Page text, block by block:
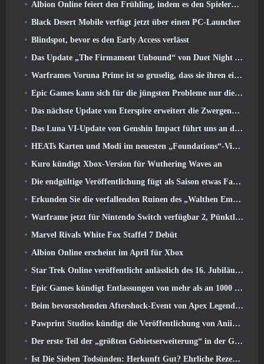
Albion Online feiert den Frühling, indem es den Spielern ein süßes Hasen-Reittier anbietet
Black Desert Mobile verfügt jetzt über einen PC-Launcher
Blindspot, bevor es den Early Access verlässt
Das Update „The Firmament Unbound“ von Duet Night Abyss schließt die Geschichte von Huaxu ab
Warframes Voruna Prime ist so gruselig, dass sie ihren eigenen Red-Band-Trailer bekommen hat
Epic Games kann sich für die jüngsten Probleme nur die Schuld geben
Das nächste Update von Eterspire erweitert die Zwergenminen und bietet eine vollständige Überarbeitung des Bosskampfs
Das Luna VI-Update von Genshin Impact führt uns an den Ort, von dem Mondstadt immer wieder spricht, den wir aber noch nie gesehen haben
HEATs Karten und Modi im neuesten „Foundations“-Video
Kuro kündigt Xbox-Version für Wuthering Waves an
Die endgültige Veröffentlichung fügt als Saison etwas Fantasie hinzu 10 Startet
Erkunden Sie die verfallenden Ruinen des „Walthen Empire“ im nächsten großen Update von RAVEN2
Warframe jetzt für Nintendo Switch verfügbar 2, Pünktlich zum Start von Shadowgrapher
Marvel Rivals White Fox Staffel 7 Debüt
Albion Online erscheint im April für Xbox
Star Trek Online veröffentlicht anlässlich des 16. Jubiläums eine Minidokumentation über die Ursprünge der Föderation
Epic Games kündigt Entlassungen von mehr als an 1000 Mitarbeiter, Unter Berufung auf „Abschwung im Fortnite-Engagement“
Beim bevorstehenden Aftershock-Event von Apex Legends wird es elektrisierend
Pawprint Studios kündigt die Veröffentlichung von Aniimo für PlayStation an 5 Und der Epic Games Store bei Markteinführungen
Der erste Teil der „größten Gebietserweiterung“ in der Geschichte von RuneScape startet heute
Ist Die Sieben Todsünden: Herkunft Gut? Ehrliche Rezension